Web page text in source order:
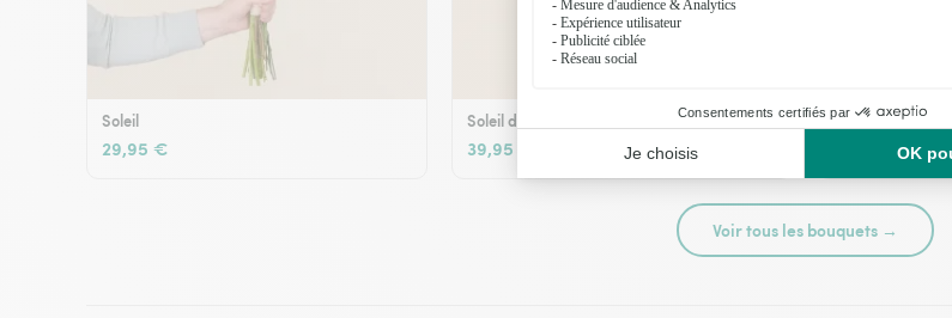
Soleil
29,95 €
Soleil d'été
39,95 €
Tutti frutti
44,95 €
Voir tous les bouquets →